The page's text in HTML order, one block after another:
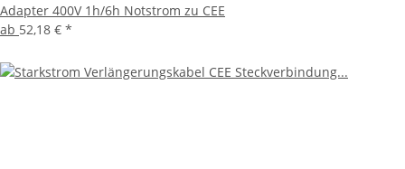
Adapter 400V 1h/6h Notstrom zu CEE
ab 52,18 € *